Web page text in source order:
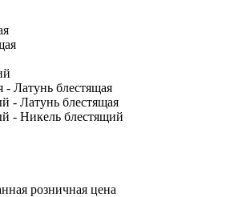
- Латунь блестящая
- Латунь блестящая
- Никель блестящий
розничная цена